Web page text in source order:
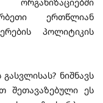
ერთწლიან
პოლიტიკის
ნიშნავს
შეთავაზებული ეს